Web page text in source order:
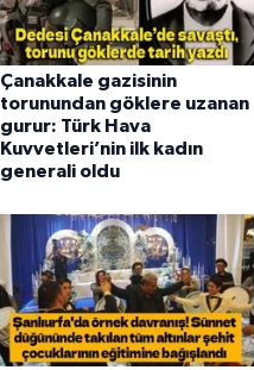
Çanakkale gazisinin
torunundan göklere uzanan
gurur: Türk Hava
Kuvvetleri’nin ilk kadın
generali oldu